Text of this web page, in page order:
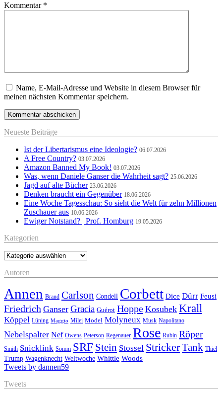
Kommentar *
Name, E-Mail-Adresse und Website in diesem Browser für
meinen nächsten Kommentar speichern.
Neueste Beiträge
Ist der Libertarismus eine Ideologie? 06.07.2026
A Free Country? 03.07.2026
Amazon Banned My Book! 03.07.2026
Was, wenn Daniele Ganser die Wahrheit sagt? 25.06.2026
Jagd auf alte Bücher 23.06.2026
Denken braucht ein Gegenüber 18.06.2026
Eine Woche Tagesschau: So sieht die Welt für zehn Millionen
Zuschauer aus 10.06.2026
Ewiger Notstand? | Prof. Homburg 19.05.2026
Kategorien
Kategorien
Autoren
Annen Brand Carlson Condell Corbett Dice Dürr Feusi
Friedrich Ganser Gracia Guérot Hoppe Kosubek Krall
Köppel Lüning Maggio Milei Model Molyneux Musk Napolitano
Nebelspalter Nef Owens Peterson Regenauer Rose Rubin Röper
Smith Snicklink Somm SRF Stein Stossel StrickerTank Thiel
Trump Wagenknecht Weltwoche Whittle Woods
Tweets by dannen59
Tweets